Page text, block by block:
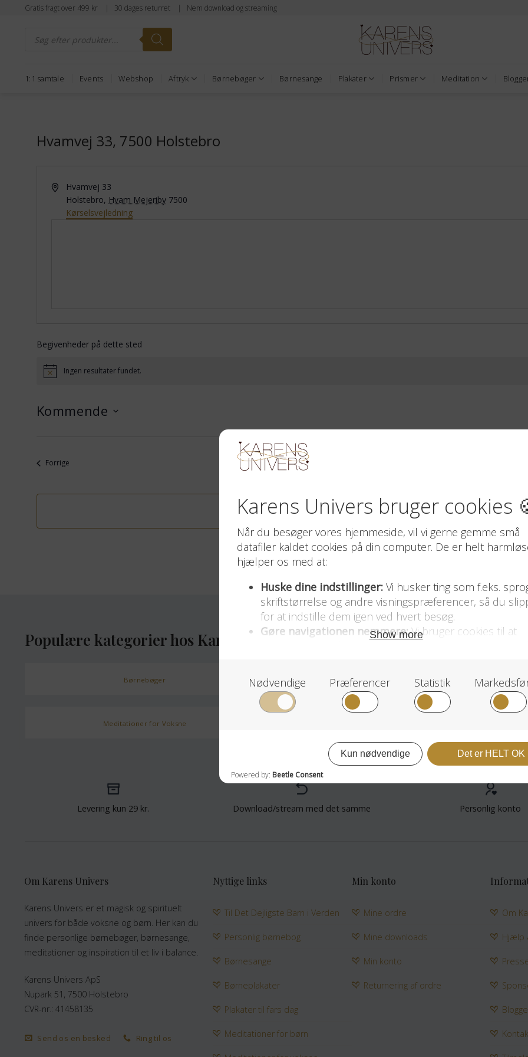
FortsætGratis fragt over 499 kr | 30 dages returret | Nem download og streaming
search
1:1 samtale Events Webshop Aftryk Børnebøger Børnesange Plakater Prismer Meditation
Hvamvej 33, 7500 Holstebro
AdresseHvamvej 33
Holstebro, Hvam Mejeriby 7500
Kørselsvejledning
Begivenheder på dette sted
NoticeIngen resultater fundet.
Kommende
ForrigeBegivenheder
Abonner på kalender
Populære kategorier hos Karens Univers
Børnebøger Børnesange
Meditationer for Voksne
Levering kun 29 kr. Download/stream med det samme Personlig konto
Om Karens Univers
Karens Univers er et magisk og spirituelt
univers for både voksne og børn. Her kan du
finde personlige børnebøger, børnesange,
meditationer og inspiration til et liv i balance.
Karens Univers ApS
Nupark 51, 7500 Holstebro
CVR-nr.: 41458135
Send os en besked Ring til os
Nyttige links
Til Det Dejligste Barn i Verden
Personlig børnebog
Børnesange
Børneplakater
Plakater til fars dag
Meditationer for børn
Min konto
Mine ordre
Mine downloads
Min konto
Returnering af ordre
Om
Hjælp